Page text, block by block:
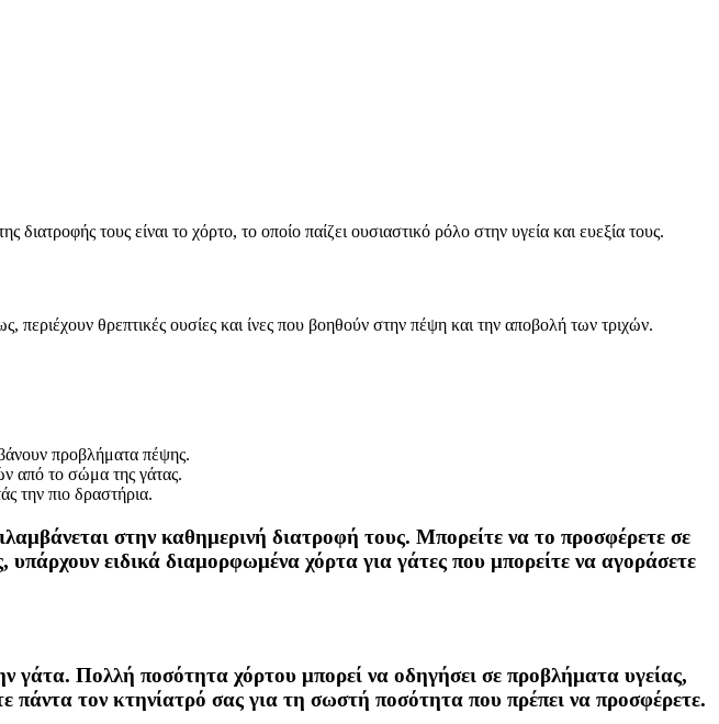
τους είναι το χόρτο, το οποίο παίζει ουσιαστικό ρόλο στην υγεία και ευεξία τους.
περιέχουν θρεπτικές ουσίες και ίνες που βοηθούν στην πέψη και την αποβολή των τριχών.
προβλήματα πέψης.
από το σώμα της γάτας.
την πιο δραστήρια.
στην καθημερινή διατροφή τους. Μπορείτε να το προσφέρετε σε
ειδικά διαμορφωμένα χόρτα για γάτες που μπορείτε να αγοράσετε
γάτα. Πολλή ποσότητα χόρτου μπορεί να οδηγήσει σε προβλήματα υγείας,
πάντα τον κτηνίατρό σας για τη σωστή ποσότητα που πρέπει να προσφέρετε.